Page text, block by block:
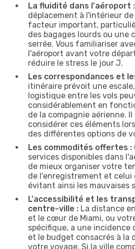
La fluidité dans l'aéroport :
déplacement à l'intérieur
facteur important,
des bagages lourds ou une
serrée. Vous familiariser
l'aéroport avant votre
réduire le stress le jour J.
Les correspondances et
itinéraire prévoit une
logistique entre les vols
considérablement en
de la compagnie aérienne.
considérer ces éléments
des différentes options de
Les commodités offertes :
services disponibles dans
de mieux organiser votre
de l'enregistrement et celui
évitant ainsi les mauvaises
L'accessibilité et les
centre-ville : La distance
et le cœur de Miami, ou
spécifique, a une incidence
et le budget consacrés à la
votre voyage. Si la ville